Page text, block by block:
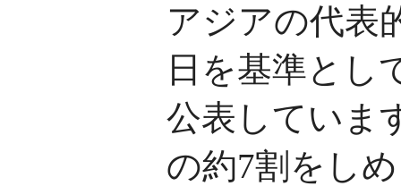
アジアの代表
日を基準とし
公表していま
の約7割をし